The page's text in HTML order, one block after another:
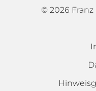
© 2026 Franz